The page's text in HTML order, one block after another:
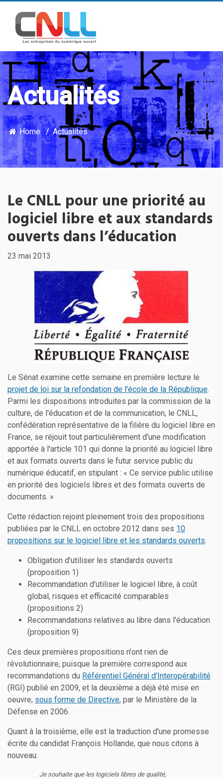
Actualités
Home Actualités
Le CNLL pour une priorité au
logiciel libre et aux standards
ouverts dans l’éducation
23 mai 2013
Le Sénat examine cette semaine en première lecture le
projet de loi sur la refondation de l'école de la République.
Parmi les dispositions introduites par la commission de la
culture, de l'éducation et de la communication, le CNLL,
confédération représentative de la filière du logiciel libre en
France, se réjouit tout particulièrement d'une modification
apportée à l'article 101 qui donne la priorité au logiciel libre
et aux formats ouverts dans le futur service public du
numérique éducatif, en stipulant : « Ce service public utilise
en priorité des logiciels libres et des formats ouverts de
documents. »
Cette rédaction rejoint pleinement trois des propositions
publiées par le CNLL en octobre 2012 dans ses 10
propositions sur le logiciel libre et les standards ouverts.
Obligation d'utiliser les standards ouverts
(proposition 1)
Recommandation d'utiliser le logiciel libre, à coût
global, risques et efficacité comparables
(propositions 2)
Recommandations relatives au libre dans l'éducation
(proposition 9)
Ces deux premières propositions n'ont rien de
révolutionnaire, puisque la première correspond aux
recommandations du Référentiel Général d'Interopérabilité
(RGI) publié en 2009, et la deuxième a déjà été mise en
oeuvre, sous forme de Directive, par le Ministère de la
Défense en 2006.
Quant à la troisième, elle est la traduction d'une promesse
écrite du candidat François Hollande, que nous citons à
nouveau:
Je souhaite que les logiciels libres de qualité,